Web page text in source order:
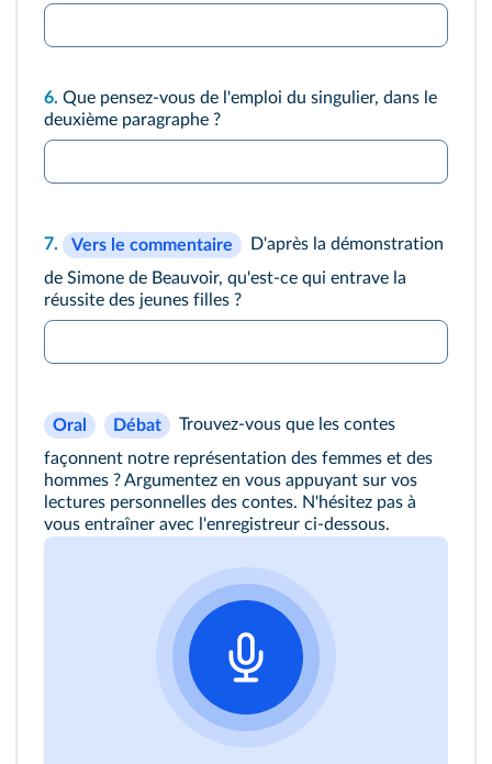
6. Que pensez-vous de l'emploi du singulier, dans le
deuxième paragraphe ?
7. Vers le commentaire
D'après la démonstration
de Simone de Beauvoir, qu'est-ce qui entrave la
réussite des jeunes filles ?
Oral Débat
Trouvez-vous que les contes
façonnent notre représentation des femmes et des
hommes ? Argumentez en vous appuyant sur vos
lectures personnelles des contes. N'hésitez pas à
vous entraîner avec l'enregistreur ci-dessous.